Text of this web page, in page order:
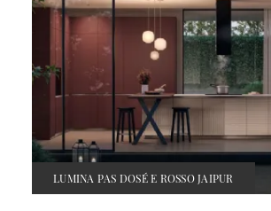
LUMINA PAS DOSÉ E ROSSO JAIPUR